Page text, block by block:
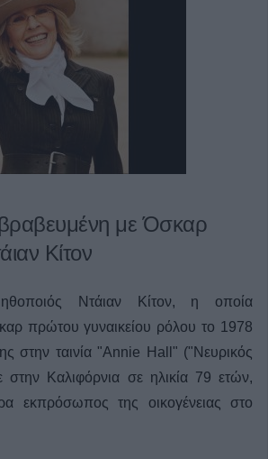
με Όσκαρ
Κίτον
Ντάιαν Κίτον, η οποία
πρώτου γυναικείου ρόλου το 1978
στην ταινία "Annie Hall" ("Νευρικός
στην Καλιφόρνια σε ηλικία 79 ετών,
εκπρόσωπος της οικογένειας στο